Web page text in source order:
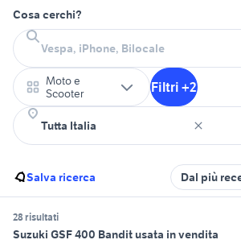
Cosa cerchi?
Moto e
Scooter
Filtri +2
Salva ricerca Dal più
28 risultati
Suzuki GSF 400 Bandit usata in vendita